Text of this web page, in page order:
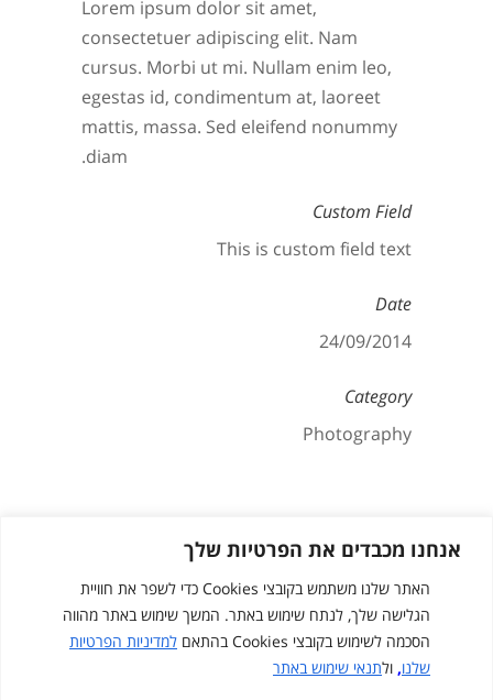
אנחנו מכבדים את הפרטיות שלך
האתר שלנו משתמש בקובצי Cookies כדי לשפר את חוויית
הגלישה שלך, לנתח שימוש באתר. המשך שימוש באתר מהווה
הסכמה לשימוש בקובצי Cookies בהתאם
למדיניות הפרטיות
שלנו, ולתנאי שימוש באתר
Lorem ipsum dolor sit amet,
consectetuer adipiscing elit. Nam
cursus. Morbi ut mi. Nullam enim leo,
egestas id, condimentum at, laoreet
mattis, massa. Sed eleifend nonummy
diam.
Custom Field
This is custom field text
Date
24/09/2014
Category
Photography